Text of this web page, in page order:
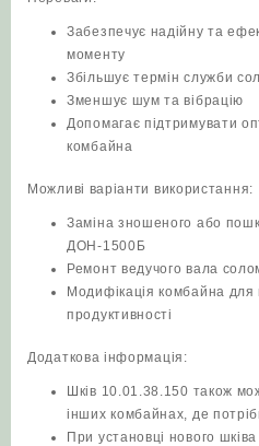
Забезпечує надійну та
моменту
Збільшує термін служби
Зменшує шум та вібрацію
Допомагає підтримувати
комбайна
Можливі варіанти використання:
Заміна зношеного або
ДОН-1500Б
Ремонт ведучого вала
Модифікація комбайна
продуктивності
Додаткова інформація:
Шків 10.01.38.150 також
інших комбайнах, де
При установці нового